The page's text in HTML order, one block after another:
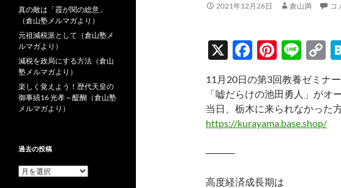
2021年12月26日 倉山満 コ
X
F
ac
e
b
o
Pi
nt
er
es
t
Li
n
e
C
o
p
y
Li
11月20日の第3回教養ゼミナ
「嘘だらけの池田勇人」がオ
当日、栃木に来られなかった
https://kurayama.base.shop/
―――
高度経済成長期は
真の敵は「霞が関の総意」
（倉山塾メルマガより）
元祖減税派として（倉山塾メ
ルマガより）
減税を政局にする方法（倉山
塾メルマガより）
楽しく覚えよう！歴代天皇の
御事績16 光孝～醍醐（倉山塾
メルマガより）
過去の投稿
過